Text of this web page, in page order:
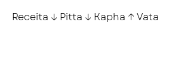
Receita ↓ Pitta ↓ Kapha ↑ Vata